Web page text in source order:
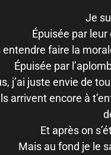
Je
Épuisée par
faire la
Épuisée par
j’ai juste envie de
arrivent encore à
Et après on
Mais au fond je le